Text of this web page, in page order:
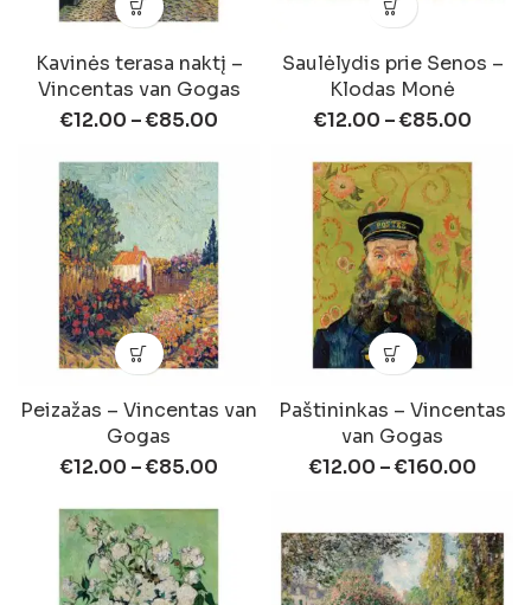
Kavinės terasa naktį –
Vincentas van Gogas
€12.00 –€85.00
Saulėlydis prie Senos –
Klodas Monė
€12.00 –€85.00
Peizažas – Vincentas van
Gogas
€12.00 –€85.00
Paštininkas – Vincentas
van Gogas
€12.00 –€160.00